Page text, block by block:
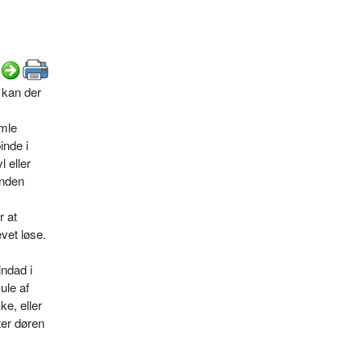
der
i
eller
at
løse.
i
af
eller
døren